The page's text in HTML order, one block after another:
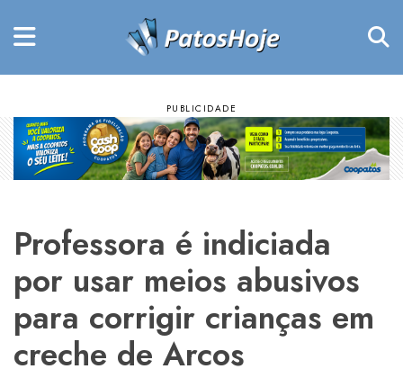
Professora é indiciada
por usar meios abusivos
para corrigir crianças em
creche de Arcos